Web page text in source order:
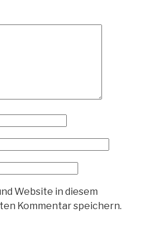
Website in diesem
Kommentar speichern.